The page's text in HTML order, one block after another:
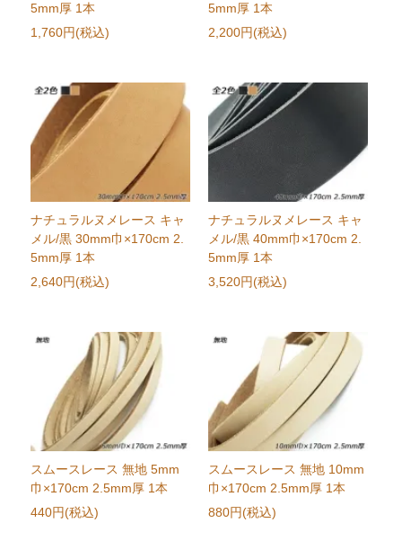
5mm厚 1本
1,760円(税込)
5mm厚 1本
2,200円(税込)
ナチュラルヌメレース キャ
メル/黒 30mm巾×170cm 2.
5mm厚 1本
2,640円(税込)
ナチュラルヌメレース キャ
メル/黒 40mm巾×170cm 2.
5mm厚 1本
3,520円(税込)
スムースレース 無地 5mm
巾×170cm 2.5mm厚 1本
440円(税込)
スムースレース 無地 10mm
巾×170cm 2.5mm厚 1本
880円(税込)